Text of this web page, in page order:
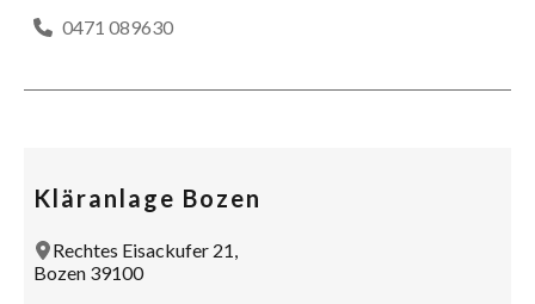
0471 089630
Kläranlage Bozen
Rechtes Eisackufer 21,
Bozen 39100